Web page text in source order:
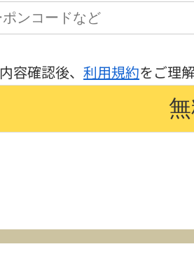
内容確認後、 利用規約をご理